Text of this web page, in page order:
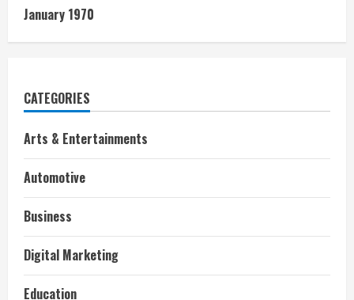
January 1970
CATEGORIES
Arts & Entertainments
Automotive
Business
Digital Marketing
Education